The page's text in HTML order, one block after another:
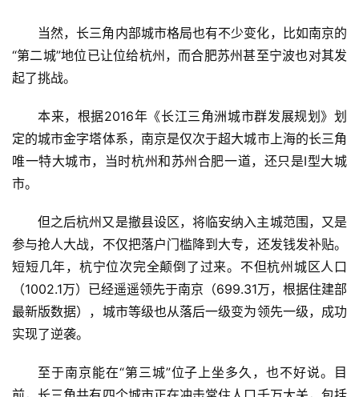
专
题
车
·
新
当然，长三角内部城市格局也有不少变化，比如南京的
“第二城”地位已让位给杭州，而合肥苏州甚至宁波也对其发
起了挑战。
本来，根据2016年《长江三角洲城市群发展规划》划
定的城市金字塔体系，南京是仅次于超大城市上海的长三角
唯一特大城市，当时杭州和苏州合肥一道，还只是Ⅰ型大城
市。
但之后杭州又是撤县设区，将临安纳入主城范围，又是
参与抢人大战，不仅把落户门槛降到大专，还发钱发补贴。
短短几年，杭宁位次完全颠倒了过来。不但杭州城区人口
（1002.1万） 已经遥遥领先于南京 （699.31万，根据住建部
最新版数据） ，城市等级也从落后一级变为领先一级，成功
实现了逆袭。
至于南京能在“第三城”位子上坐多久，也不好说。目